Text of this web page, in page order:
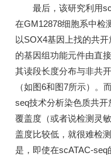
最后，该研究利用
在GM12878细胞系中检
以SOX4基因上找的共
的基因组功能元件由直
其读段长度分布与非共
（如图6和图7所示）。
seq技术分析染色质共
覆盖度（或者说检测灵
盖度比较低，就很难检
是，即使在scATAC-